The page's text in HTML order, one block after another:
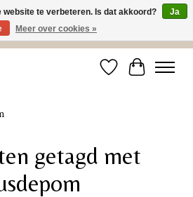
bij een bestelling > € 100 of afhalen in de winkel
Verlanglijst
getagd met
website te verbeteren. Is dat akkoord?
Ja
Meer over cookies »